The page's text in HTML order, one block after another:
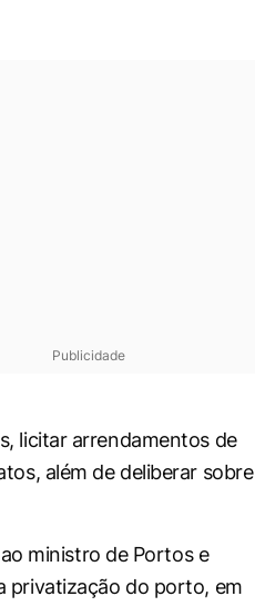
Publicidade
licitar arrendamentos de
além de deliberar sobre
ministro de Portos e
privatização do porto, em